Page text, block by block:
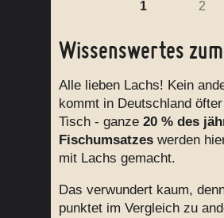
1 2
Wissenswertes
Alle lieben Lachs! Kein
kommt in Deutschland
Tisch - ganze 20 % des
Fischumsatzes werden
mit Lachs gemacht.
Das verwundert kaum,
punktet im Vergleich zu